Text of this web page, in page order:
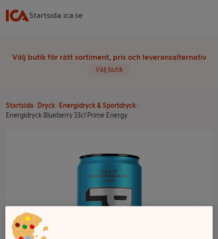
Startsida ica.se
Välj butik för rätt sortiment, pris och leveransalternativ
Välj butik
Startsida Dryck
Energidryck & Sportdryck
Energidryck Blueberry 33cl Prime Energy